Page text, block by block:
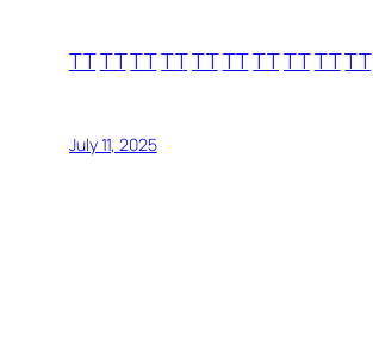
TTTTTTTTTTTTTTTTTTTT
July 11, 2025